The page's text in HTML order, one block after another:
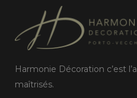
Harmonie Décoration c’est
maîtrisés.